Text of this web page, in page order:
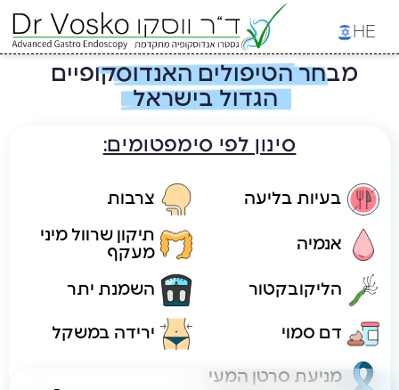
HE
מבחר הטיפולים האנדוסקופיים
הגדול בישראל
סינון לפי סימפטומים:
בעיות בליעה צרבות
אנמיה
תיקון שרוול מיני
מעקף
הליקובקטור השמנת יתר
דם סמוי ירידה במשקל
מניעת סרטן המעי